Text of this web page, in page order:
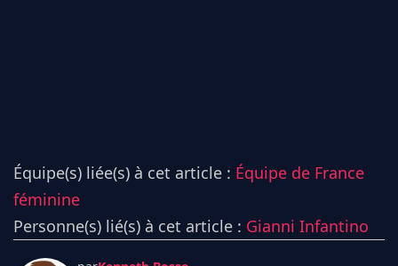
Équipe(s) liée(s) à cet article : Équipe de France
féminine
Personne(s) lié(s) à cet article : Gianni Infantino